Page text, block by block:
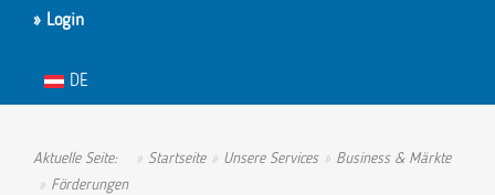
» Login
Sprache auswählen
DE
Aktuelle Seite: Startseite Unsere Services
Business & Märkte
Förderungen